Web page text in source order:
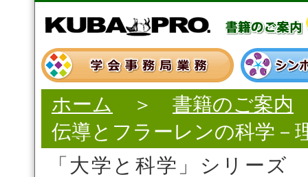
ホーム ＞ 書籍のご案内
伝導とフラーレンの科学－
「大学と科学」シリーズ